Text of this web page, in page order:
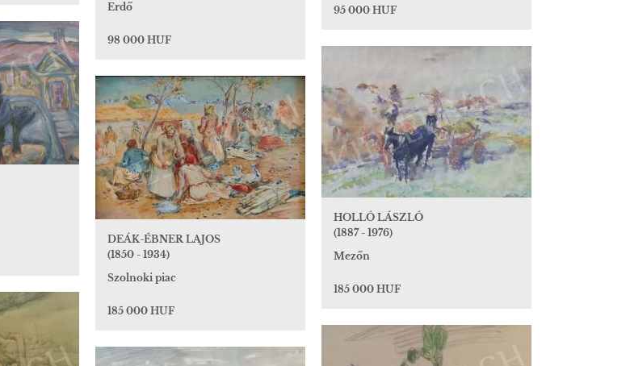
95 000 HUF
Erdő
98 000 HUF
HOLLÓ LÁSZLÓ
(1887 - 1976)
Mezőn
185 000 HUF
DEÁK-ÉBNER LAJOS
(1850 - 1934)
Szolnoki piac
185 000 HUF